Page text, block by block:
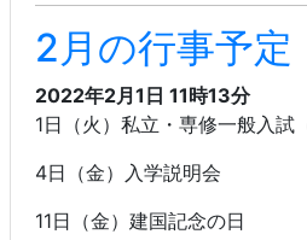
2月の行事予定
2022年2月1日 11時13分
1日（火）私立・専修一般入試
4日（金）入学説明会
11日（金）建国記念の日